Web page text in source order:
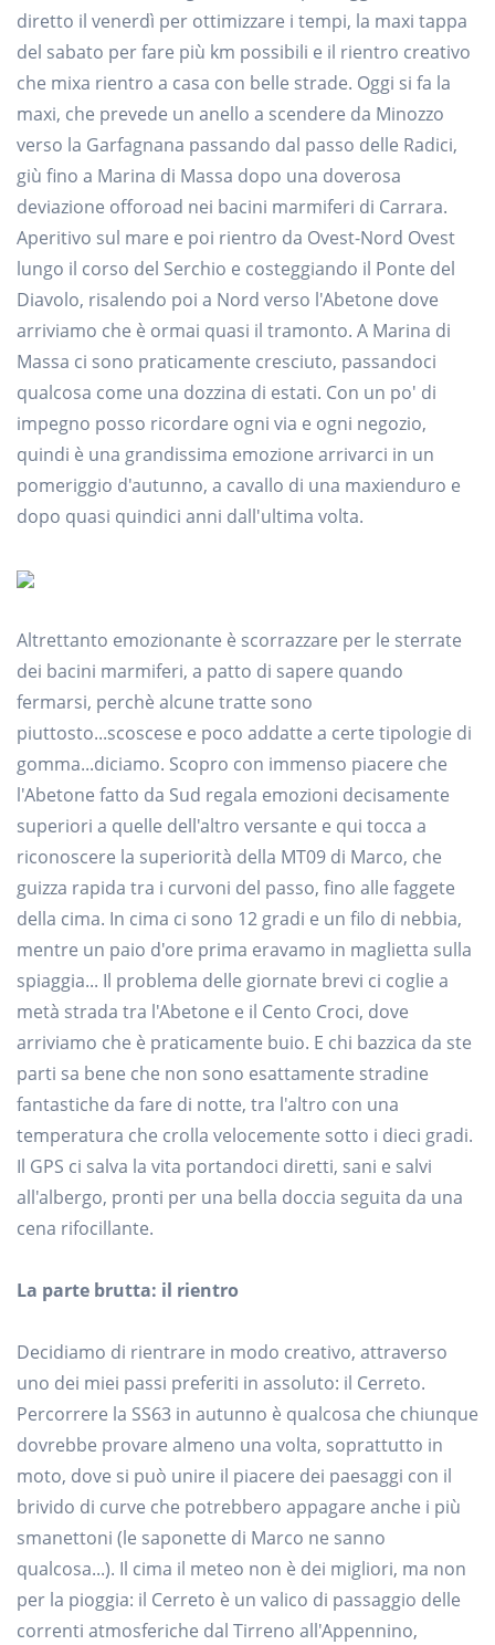
diretto il venerdì per ottimizzare i tempi, la maxi tappa
del sabato per fare più km possibili e il rientro creativo
che mixa rientro a casa con belle strade. Oggi si fa la
maxi, che prevede un anello a scendere da Minozzo
verso la Garfagnana passando dal passo delle Radici,
giù fino a Marina di Massa dopo una doverosa
deviazione offoroad nei bacini marmiferi di Carrara.
Aperitivo sul mare e poi rientro da Ovest-Nord Ovest
lungo il corso del Serchio e costeggiando il Ponte del
Diavolo, risalendo poi a Nord verso l'Abetone dove
arriviamo che è ormai quasi il tramonto. A Marina di
Massa ci sono praticamente cresciuto, passandoci
qualcosa come una dozzina di estati. Con un po' di
impegno posso ricordare ogni via e ogni negozio,
quindi è una grandissima emozione arrivarci in un
pomeriggio d'autunno, a cavallo di una maxienduro e
dopo quasi quindici anni dall'ultima volta.
Altrettanto emozionante è scorrazzare per le sterrate
dei bacini marmiferi, a patto di sapere quando
fermarsi, perchè alcune tratte sono
piuttosto...scoscese e poco addatte a certe tipologie di
gomma...diciamo. Scopro con immenso piacere che
l'Abetone fatto da Sud regala emozioni decisamente
superiori a quelle dell'altro versante e qui tocca a
riconoscere la superiorità della MT09 di Marco, che
guizza rapida tra i curvoni del passo, fino alle faggete
della cima. In cima ci sono 12 gradi e un filo di nebbia,
mentre un paio d'ore prima eravamo in maglietta sulla
spiaggia... Il problema delle giornate brevi ci coglie a
metà strada tra l'Abetone e il Cento Croci, dove
arriviamo che è praticamente buio. E chi bazzica da ste
parti sa bene che non sono esattamente stradine
fantastiche da fare di notte, tra l'altro con una
temperatura che crolla velocemente sotto i dieci gradi.
Il GPS ci salva la vita portandoci diretti, sani e salvi
all'albergo, pronti per una bella doccia seguita da una
cena rifocillante.
La parte brutta: il rientro
Decidiamo di rientrare in modo creativo, attraverso
uno dei miei passi preferiti in assoluto: il Cerreto.
Percorrere la SS63 in autunno è qualcosa che chiunque
dovrebbe provare almeno una volta, soprattutto in
moto, dove si può unire il piacere dei paesaggi con il
brivido di curve che potrebbero appagare anche i più
smanettoni (le saponette di Marco ne sanno
qualcosa...). Il cima il meteo non è dei migliori, ma non
per la pioggia: il Cerreto è un valico di passaggio delle
correnti atmosferiche dal Tirreno all'Appennino,